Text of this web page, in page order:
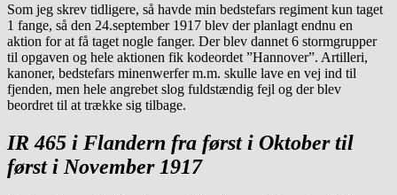
Som jeg skrev tidligere, så havde min bedstefars regiment kun taget
1 fange, så den 24.september 1917 blev der planlagt endnu en
aktion for at få taget nogle fanger. Der blev dannet 6 stormgrupper
til opgaven og hele aktionen fik kodeordet ”Hannover”. Artilleri,
kanoner, bedstefars minenwerfer m.m. skulle lave en vej ind til
fjenden, men hele angrebet slog fuldstændig fejl og der blev
beordret til at trække sig tilbage.
IR 465 i Flandern fra først i Oktober til
først i November 1917